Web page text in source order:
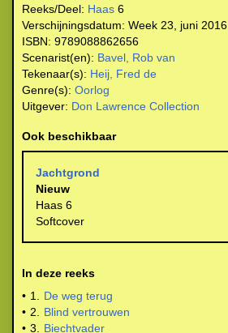
Reeks/Deel: Haas 6
Verschijningsdatum: Week 23, juni 2016
ISBN: 9789088862656
Scenarist(en): Bavel, Rob van
Tekenaar(s): Heij, Fred de
Genre(s): Oorlog
Uitgever: Don Lawrence Collection
Ook beschikbaar
Jachtgrond
Nieuw
Haas 6
Softcover
In deze reeks
• 1.
De weg terug
• 2.
Blind vertrouwen
• 3.
Biechtvader